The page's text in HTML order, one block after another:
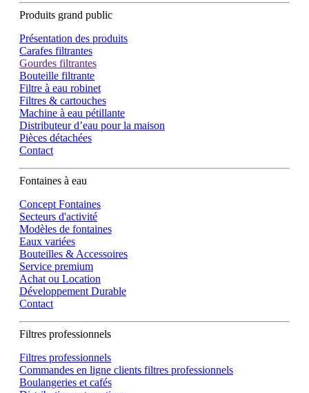
Produits grand public
Présentation des produits
Carafes filtrantes
Gourdes filtrantes
Bouteille filtrante
Filtre à eau robinet
Filtres & cartouches
Machine à eau pétillante
Distributeur d’eau pour la maison
Pièces détachées
Contact
Fontaines à eau
Concept Fontaines
Secteurs d'activité
Modèles de fontaines
Eaux variées
Bouteilles & Accessoires
Service premium
Achat ou Location
Développement Durable
Contact
Filtres professionnels
Filtres professionnels
Commandes en ligne clients filtres professionnels
Boulangeries et cafés